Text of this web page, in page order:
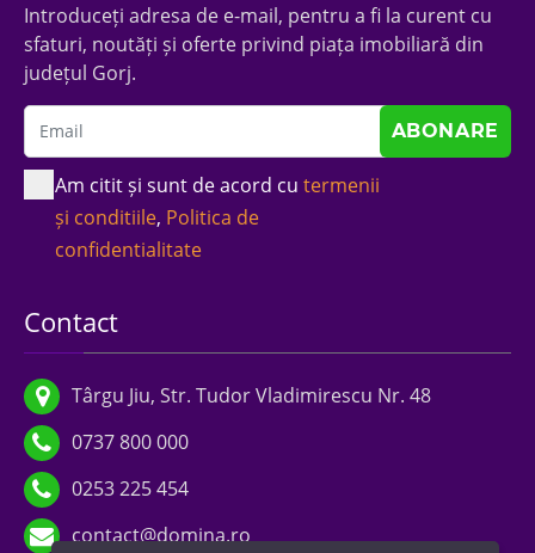
Introduceți adresa de e-mail, pentru a fi la curent cu
sfaturi, noutăți și oferte privind piața imobiliară din
județul Gorj.
Am citit și sunt de acord cu termenii
și conditiile, Politica de
confidentialitate
Contact
Târgu Jiu, Str. Tudor Vladimirescu Nr. 48
0737 800 000
0253 225 454
contact@domina.ro